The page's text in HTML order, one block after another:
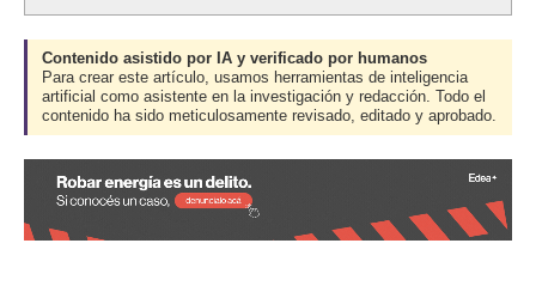
Contenido asistido por IA y verificado por humanos
Para crear este artículo, usamos herramientas de inteligencia
artificial como asistente en la investigación y redacción. Todo el
contenido ha sido meticulosamente revisado, editado y aprobado.